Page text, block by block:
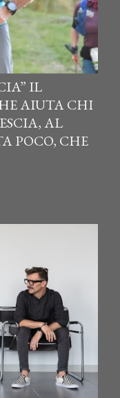
IL
AIUTA CHI
AL
POCO, CHE